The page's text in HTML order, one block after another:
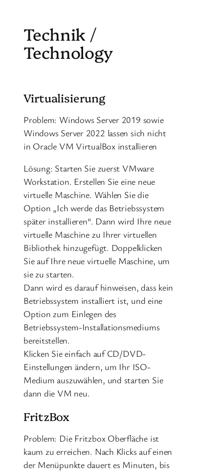
springenTechnik /
Technology
Virtualisierung
Problem: Windows Server 2019 sowie
Windows Server 2022 lassen sich nicht
in Oracle VM VirtualBox installieren
Lösung: Starten Sie zuerst VMware
Workstation. Erstellen Sie eine neue
virtuelle Maschine. Wählen Sie die
Option „Ich werde das Betriebssystem
später installieren“. Dann wird Ihre neue
virtuelle Maschine zu Ihrer virtuellen
Bibliothek hinzugefügt. Doppelklicken
Sie auf Ihre neue virtuelle Maschine, um
sie zu starten.
Dann wird es darauf hinweisen, dass kein
Betriebssystem installiert ist, und eine
Option zum Einlegen des
Betriebssystem-Installationsmediums
bereitstellen.
Klicken Sie einfach auf CD/DVD-
Einstellungen ändern, um Ihr ISO-
Medium auszuwählen, und starten Sie
dann die VM neu.
FritzBox
Problem: Die Fritzbox Oberfläche ist
kaum zu erreichen. Nach Klicks auf einen
der Menüpunkte dauert es Minuten, bis